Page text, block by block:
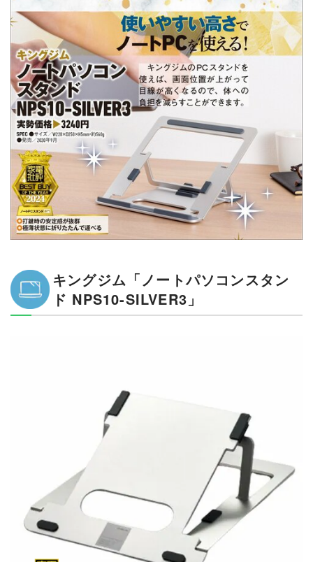
キングジム「ノートパソコンスタン
ド NPS10-SILVER3」